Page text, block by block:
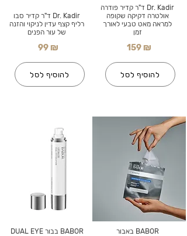
Dr. Kadir ד"ר קדיר סבו
רליף קצף עדין לניקוי והזנה
של עור הפנים
99 ₪
להוסיף לסל
BABOR בבור DUAL EYE
Dr. Kadir ד"ר קדיר פודרה
אולטרה דקיקה שקופה
למראה מאט טבעי לאורך
זמן
159 ₪
להוסיף לסל
BABOR באבור